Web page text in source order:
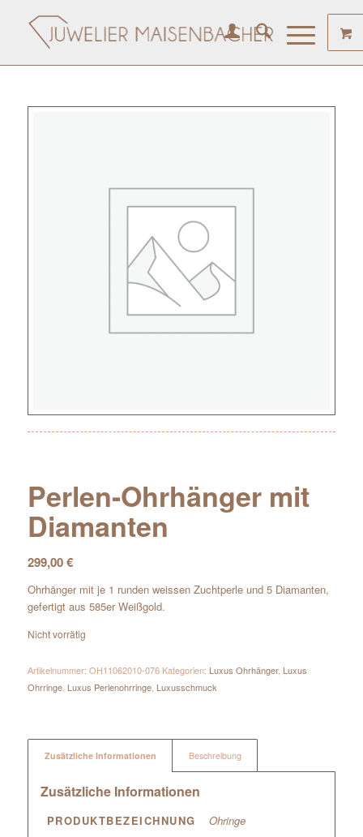
Perlen-Ohrhänger mit
Diamanten
299,00€
Ohrhänger mit je 1 runden weissen Zuchtperle und 5 Diamanten,
gefertigt aus 585er Weißgold.
Nicht vorrätig
Artikelnummer: OH11062010-076 Kategorien: Luxus Ohrhänger, Luxus
Ohrringe, Luxus Perlenohrringe, Luxusschmuck
Zusätzliche Informationen Beschreibung
Zusätzliche Informationen
PRODUKTBEZEICHNUNG
Ohringe